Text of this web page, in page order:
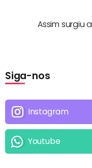
Assim surgiu a
Siga-nos
Instagram
Youtube